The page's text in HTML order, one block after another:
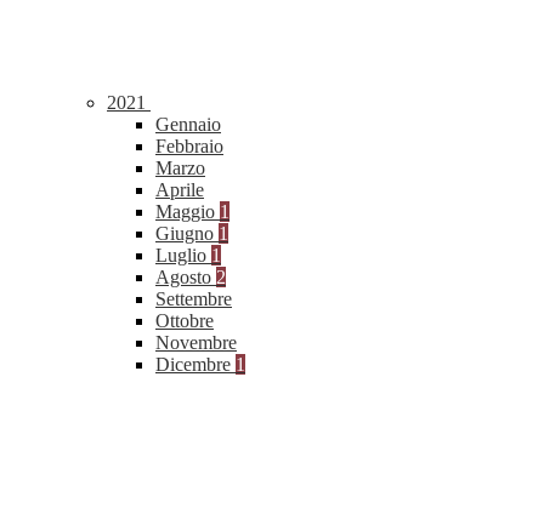
2021
Gennaio
Febbraio
Marzo
Aprile
Maggio 1
Giugno 1
Luglio 1
Agosto 2
Settembre
Ottobre
Novembre
Dicembre 1